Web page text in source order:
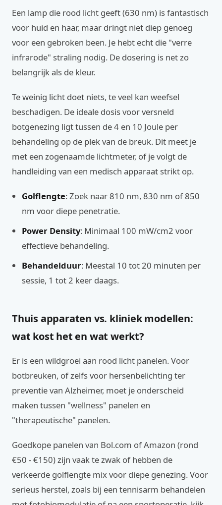
Een lamp die rood licht geeft (630 nm) is fantastisch
voor huid en haar, maar dringt niet diep genoeg
voor een gebroken been. Je hebt echt die "verre
infrarode" straling nodig. De dosering is net zo
belangrijk als de kleur.
Te weinig licht doet niets, te veel kan weefsel
beschadigen. De ideale dosis voor versneld
botgenezing ligt tussen de 4 en 10 Joule per
behandeling op de plek van de breuk. Dit meet je
met een zogenaamde lichtmeter, of je volgt de
handleiding van een medisch apparaat strikt op.
Golflengte: Zoek naar 810 nm, 830 nm of 850
nm voor diepe penetratie.
Power Density: Minimaal 100 mW/cm2 voor
effectieve behandeling.
Behandelduur: Meestal 10 tot 20 minuten per
sessie, 1 tot 2 keer daags.
Thuis apparaten vs. kliniek modellen:
wat kost het en wat werkt?
Er is een wildgroei aan rood licht panelen. Voor
botbreuken, of zelfs voor hersenbelichting ter
preventie van Alzheimer, moet je onderscheid
maken tussen "wellness" panelen en
"therapeutische" panelen.
Goedkope panelen van Bol.com of Amazon (rond
€50 - €150) zijn vaak te zwak of hebben de
verkeerde golflengte mix voor diepe genezing. Voor
serieus herstel, zoals bij een tennisarm behandelen